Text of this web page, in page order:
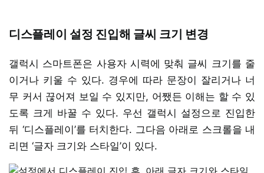
디스플레이 설정 진입해 글씨 크기 변경
갤럭시 스마트폰은 사용자 시력에 맞춰 글씨 크기를 줄
이거나 키울 수 있다. 경우에 따라 문장이 잘리거나 너
무 커서 끊어져 보일 수 있지만, 어쨌든 이해는 할 수 있
도록 크게 바꿀 수 있다. 우선 갤럭시 설정으로 진입한
뒤 ‘디스플레이’를 터치한다. 그다음 아래로 스크롤을 내
리면 ‘글자 크기와 스타일’이 있다.